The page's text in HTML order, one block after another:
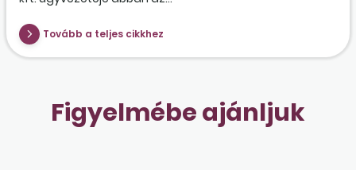
Tovább a teljes cikkhez
Figyelmébe ajánljuk